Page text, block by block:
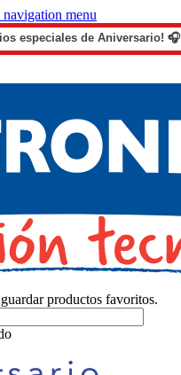
menu
especiales de Aniversario! 🎧
productos favoritos.